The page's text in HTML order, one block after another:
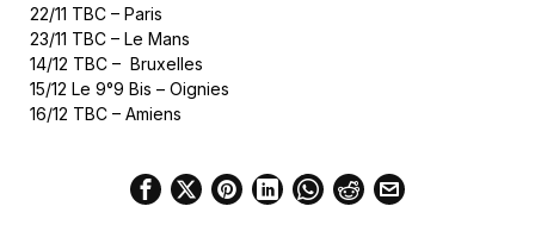
22/11 TBC – Paris
23/11 TBC – Le Mans
14/12 TBC – Bruxelles
15/12 Le 9°9 Bis – Oignies
16/12 TBC – Amiens